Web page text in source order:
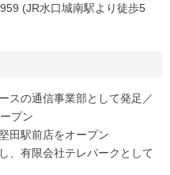
(JR水口城南駅より徒歩5
スの通信事業部として発足／
プン
田駅前店をオープン
、有限会社テレパークとして